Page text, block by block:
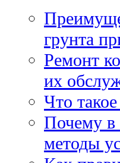
грунта
Ремонт
их
Что
Почему в
методы